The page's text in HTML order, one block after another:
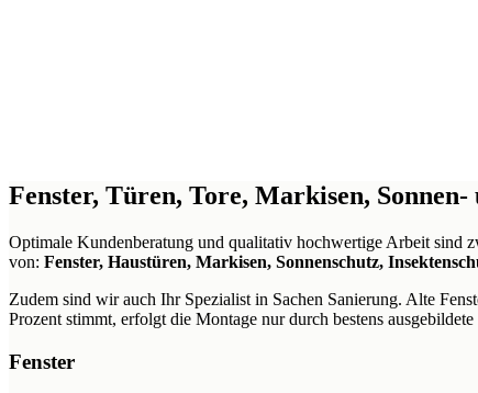
Fenster, Türen, Tore, Markisen,
Optimale Kundenberatung und qualitativ hochwertige Arbeit sind
von: Fenster, Haustüren, Markisen, Sonnenschutz,
Zudem sind wir auch Ihr Spezialist in Sachen Sanierung. Alte
Prozent stimmt, erfolgt die Montage nur durch bestens ausgebildete
Fenster